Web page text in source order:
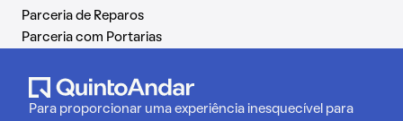
Parceria de Reparos
Parceria com Portarias
Para proporcionar uma experiência inesquecível para